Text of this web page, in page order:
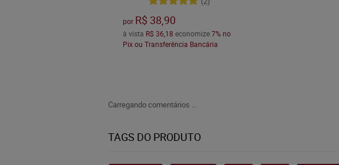
por R$ 38,90
à vista R$ 36,18 economize7% no
Pix ou Transferência Bancária
Carregando comentários ...
TAGS DO PRODUTO